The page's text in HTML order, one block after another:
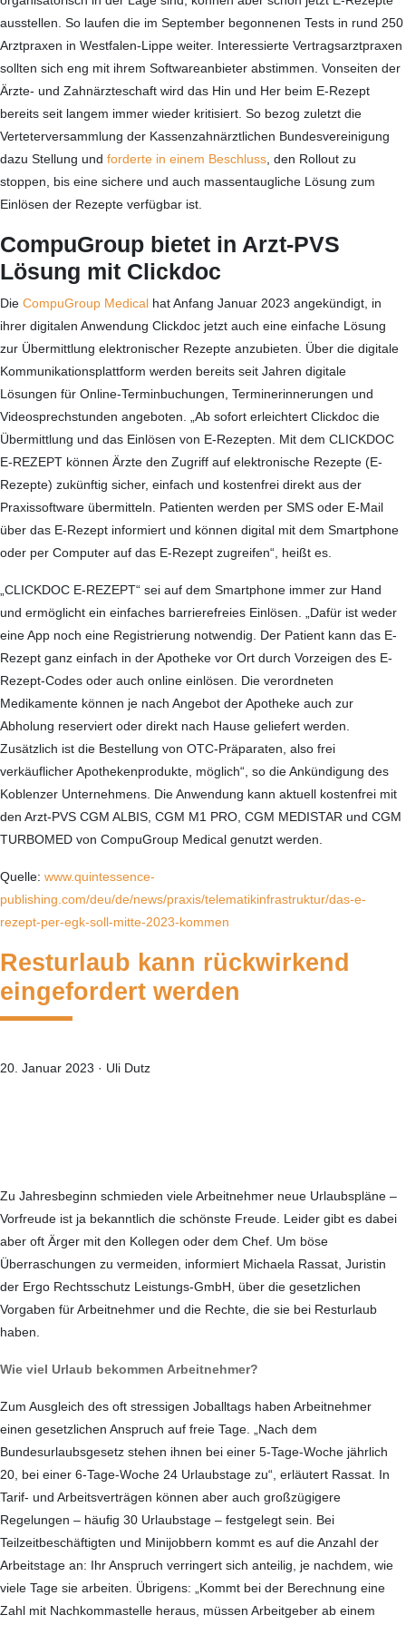
ausstellen. So laufen die im September begonnenen Tests in rund 250
Arztpraxen in Westfalen-Lippe weiter. Interessierte Vertragsarztpraxen
sollten sich eng mit ihrem Softwareanbieter abstimmen. Vonseiten der
Ärzte- und Zahnärzteschaft wird das Hin und Her beim E-Rezept
bereits seit langem immer wieder kritisiert. So bezog zuletzt die
Verteterversammlung der Kassenzahnärztlichen Bundesvereinigung
dazu Stellung und forderte in einem Beschluss , den Rollout zu
stoppen, bis eine sichere und auch massentaugliche Lösung zum
Einlösen der Rezepte verfügbar ist.
CompuGroup bietet in Arzt-PVS
Lösung mit Clickdoc
Die CompuGroup Medical hat Anfang Januar 2023 angekündigt, in
ihrer digitalen Anwendung Clickdoc jetzt auch eine einfache Lösung
zur Übermittlung elektronischer Rezepte anzubieten. Über die digitale
Kommunikationsplattform werden bereits seit Jahren digitale
Lösungen für Online-Terminbuchungen, Terminerinnerungen und
Videosprechstunden angeboten. „Ab sofort erleichtert Clickdoc die
Übermittlung und das Einlösen von E-Rezepten. Mit dem CLICKDOC
E-REZEPT können Ärzte den Zugriff auf elektronische Rezepte (E-
Rezepte) zukünftig sicher, einfach und kostenfrei direkt aus der
Praxissoftware übermitteln. Patienten werden per SMS oder E-Mail
über das E-Rezept informiert und können digital mit dem Smartphone
oder per Computer auf das E-Rezept zugreifen“, heißt es.
„CLICKDOC E-REZEPT“ sei auf dem Smartphone immer zur Hand
und ermöglicht ein einfaches barrierefreies Einlösen. „Dafür ist weder
eine App noch eine Registrierung notwendig. Der Patient kann das E-
Rezept ganz einfach in der Apotheke vor Ort durch Vorzeigen des E-
Rezept-Codes oder auch online einlösen. Die verordneten
Medikamente können je nach Angebot der Apotheke auch zur
Abholung reserviert oder direkt nach Hause geliefert werden.
Zusätzlich ist die Bestellung von OTC-Präparaten, also frei
verkäuflicher Apothekenprodukte, möglich“, so die Ankündigung des
Koblenzer Unternehmens. Die Anwendung kann aktuell kostenfrei mit
den Arzt-PVS CGM ALBIS, CGM M1 PRO, CGM MEDISTAR und CGM
TURBOMED von CompuGroup Medical genutzt werden.
Quelle: www.quintessence-
publishing.com/deu/de/news/praxis/telematikinfrastruktur/das-e-
rezept-per-egk-soll-mitte-2023-kommen
Resturlaub kann rückwirkend
eingefordert werden
20. Januar 2023 · Uli Dutz
Zu Jahresbeginn schmieden viele Arbeitnehmer neue Urlaubspläne –
Vorfreude ist ja bekanntlich die schönste Freude. Leider gibt es dabei
aber oft Ärger mit den Kollegen oder dem Chef. Um böse
Überraschungen zu vermeiden, informiert Michaela Rassat, Juristin
der Ergo Rechtsschutz Leistungs-GmbH, über die gesetzlichen
Vorgaben für Arbeitnehmer und die Rechte, die sie bei Resturlaub
haben.
Wie viel Urlaub bekommen Arbeitnehmer?
Zum Ausgleich des oft stressigen Joballtags haben Arbeitnehmer
einen gesetzlichen Anspruch auf freie Tage. „Nach dem
Bundesurlaubsgesetz stehen ihnen bei einer 5-Tage-Woche jährlich
20, bei einer 6-Tage-Woche 24 Urlaubstage zu“, erläutert Rassat. In
Tarif- und Arbeitsverträgen können aber auch großzügigere
Regelungen – häufig 30 Urlaubstage – festgelegt sein. Bei
Teilzeitbeschäftigten und Minijobbern kommt es auf die Anzahl der
Arbeitstage an: Ihr Anspruch verringert sich anteilig, je nachdem, wie
viele Tage sie arbeiten. Übrigens: „Kommt bei der Berechnung eine
Zahl mit Nachkommastelle heraus, müssen Arbeitgeber ab einem